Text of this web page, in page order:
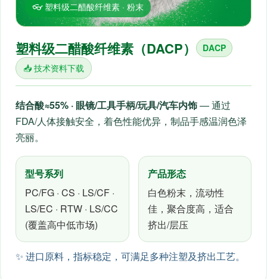
👓 塑料级二醋酸纤维素 · 粉末
塑料级二醋酸纤维素（DACP）
DACP
📥 技术资料下载
结合酸≈55% · 眼镜/工具手柄/玩具/汽车内饰— 通过
FDA/人体接触安全，着色性能优异，制品手感温润色泽
亮丽。
型号系列
PC/FG · CS · LS/CF ·
LS/EC · RTW · LS/CC
(覆盖高中低市场)
产品形态
白色粉末，流动性
佳，聚合度高，适合
挤出/层压
✨ 进口原料，指标稳定，可满足多种注塑及挤出工艺。